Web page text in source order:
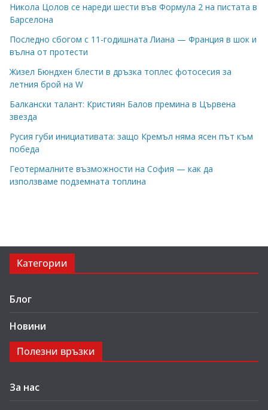
Никола Цолов се нареди шести във Формула 2 на пистата в
Барселона
Последно сбогом с 11-годишната Лиана — Франция в шок и
вълна от протести
Жизел Бюндхен блести в дръзка топлес фотосесия за
летния брой на W
Балкански талант: Кристиян Балов премина в Цървена
звезда
Русия губи инициативата: защо Кремъл няма ясен път към
победа
Геотермалните възможности на София — как да
използваме подземната топлина
Категории
Блог
Новини
Полезни връзки
За нас